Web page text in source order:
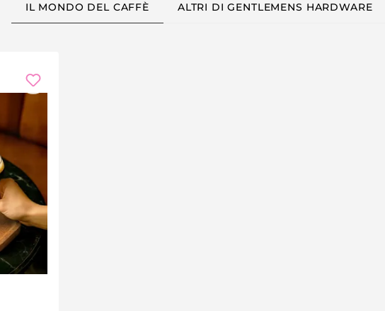
IL MONDO DEL CAFFÈ ALTRI DI GENTLEMENS HARDWARE